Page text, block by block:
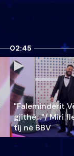
02:45
"Faleminderit
gjithë…"/ Miri
tij në BBV